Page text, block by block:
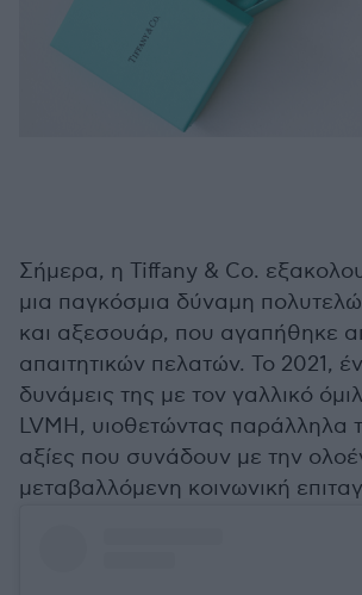
Σήμερα, η Tiffany & Co.
μια παγκόσμια δύναμη
και αξεσουάρ, που αγαπήθηκε
απαιτητικών πελατών. Το 2021,
δυνάμεις της με τον γαλλικό
LVMH, υιοθετώντας παράλληλα
αξίες που συνάδουν με την
μεταβαλλόμενη κοινωνική